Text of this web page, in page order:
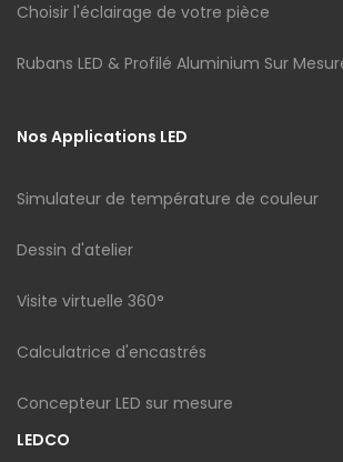
Choisir l'éclairage de votre pièce
Rubans LED & Profilé Aluminium Sur
Nos Applications LED
Simulateur de température de couleur
Dessin d'atelier
Visite virtuelle 360°
Calculatrice d'encastrés
Concepteur LED sur mesure
LEDCO